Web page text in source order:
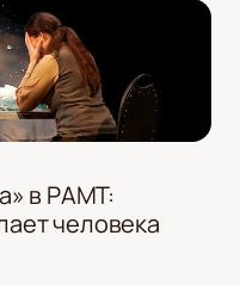
в РАМТ:
человека